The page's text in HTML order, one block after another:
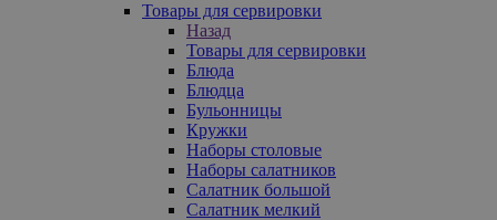
Товары для сервировки
Назад
Товары для сервировки
Блюда
Блюдца
Бульонницы
Кружки
Наборы столовые
Наборы салатников
Салатник большой
Салатник мелкий